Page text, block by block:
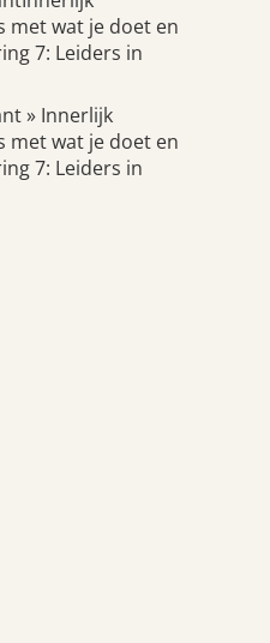
met wat je doet en
7: Leiders in
» Innerlijk
met wat je doet en
7: Leiders in